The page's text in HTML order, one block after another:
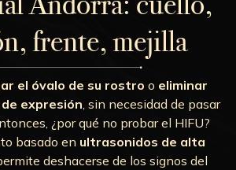
frente, mejilla
el óvalo de su rostro o eliminar
expresión, sin necesidad de pasar
¿por qué no probar el HIFU?
basado en ultrasonidos de alta
deshacerse de los signos del